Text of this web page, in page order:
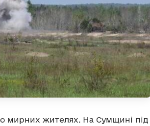
мирних жителях. На Сумщині під